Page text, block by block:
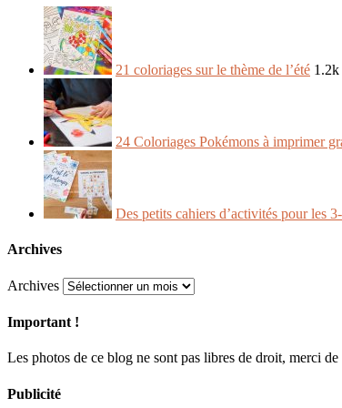
21 coloriages sur le thème de l’été
24 Coloriages Pokémons à imprimer
Des petits cahiers d’activités pour les
Archives
Archives
Important !
Les photos de ce blog ne sont pas libres de droit, merci
Publicité